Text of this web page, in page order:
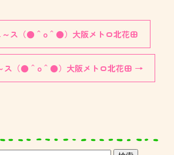
ス（●＾o＾●）大阪メトロ北花田
ス（●＾o＾●）大阪メトロ北花田 →